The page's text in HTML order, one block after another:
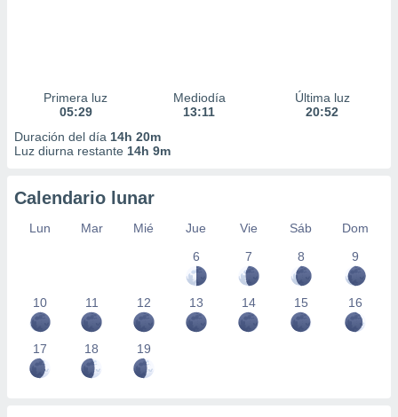
Primera luz
05:29
Mediodía
13:11
Última luz
20:52
Duración del día 14h 20m
Luz diurna restante 14h 9m
Calendario lunar
Lun Mar Mié Jue Vie Sáb
Dom
6
7 8 9
10 11 12 13 14 15 16
17 18 19